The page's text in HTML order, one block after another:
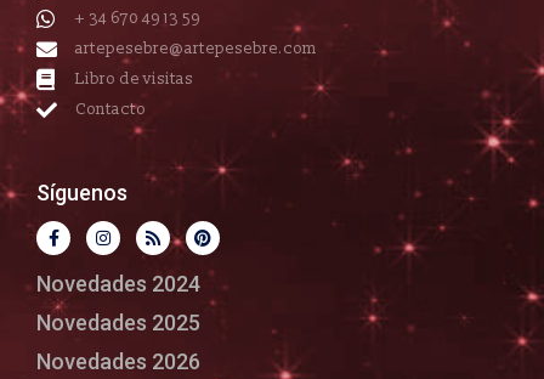
+ 34 670 49 13 59
artepesebre@artepesebre.com
Libro de visitas
Contacto
Síguenos
Novedades 2024
Novedades 2025
Novedades 2026